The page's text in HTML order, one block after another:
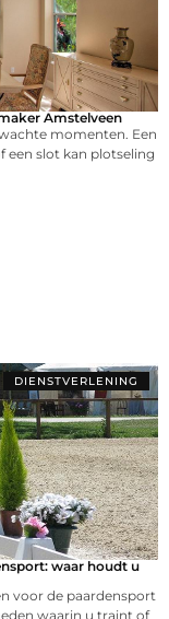
Amstelveen
momenten. Een
een slot kan plotseling
DIENSTVERLENING
waar houdt u
voor de paardensport
waarin u traint of